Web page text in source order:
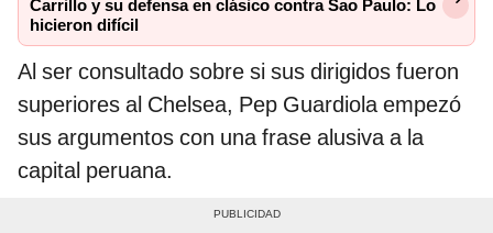
Carrillo y su defensa en clásico contra Sao Paulo: Lo
hicieron difícil
Al ser consultado sobre si sus dirigidos fueron
superiores al Chelsea, Pep Guardiola empezó
sus argumentos con una frase alusiva a la
capital peruana.